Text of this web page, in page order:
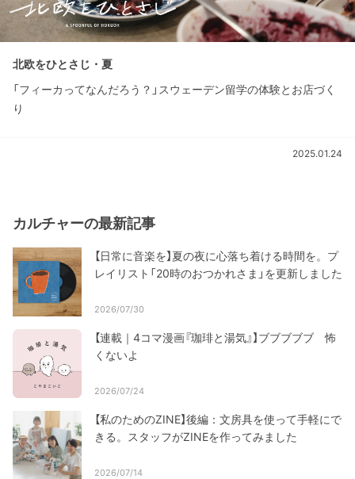
北欧をひとさじ・夏
「フィーカってなんだろう？」スウェーデン留学の体験とお店づく
り
2025.01.24
カルチャーの最新記事
【日常に音楽を】夏の夜に心落ち着ける時間を。プ
レイリスト「20時のおつかれさま」を更新しました
2026/07/30
【連載｜4コマ漫画『珈琲と湯気』】ブブブブブ 怖
くないよ
2026/07/24
【私のためのZINE】後編：文房具を使って手軽にで
きる。スタッフがZINEを作ってみました
2026/07/14